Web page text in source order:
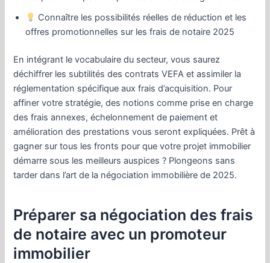
Connaître les possibilités réelles de réduction et les
offres promotionnelles sur les frais de notaire 2025
En intégrant le vocabulaire du secteur, vous saurez
déchiffrer les subtilités des contrats VEFA et assimiler la
réglementation spécifique aux frais d’acquisition. Pour
affiner votre stratégie, des notions comme prise en charge
des frais annexes, échelonnement de paiement et
amélioration des prestations vous seront expliquées. Prêt à
gagner sur tous les fronts pour que votre projet immobilier
démarre sous les meilleurs auspices ? Plongeons sans
tarder dans l’art de la négociation immobilière de 2025.
Préparer sa négociation des frais
de notaire avec un promoteur
immobilier